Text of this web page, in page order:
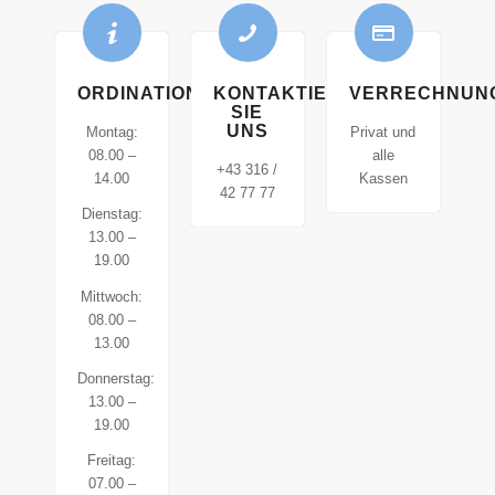
ORDINATIONSZEITEN
Montag:
08.00 –
14.00
Dienstag:
13.00 –
19.00
Mittwoch:
08.00 –
13.00
Donnerstag:
13.00 –
19.00
Freitag:
07.00 –
KONTAKTIEREN
SIE
UNS
+43 316 /
42 77 77
Privat und
alle
Kassen